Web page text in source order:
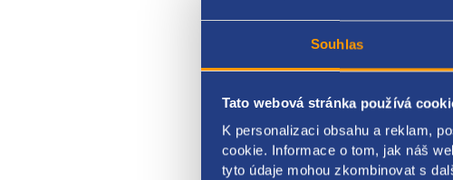
Souhlas
Tato webová stránka používá
K personalizaci obsahu a reklam,
cookie. Informace o tom, jak náš
tyto údaje mohou zkombinovat s
vstřikovací
Renault OE: